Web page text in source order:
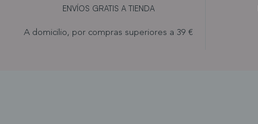
ENVÍOS GRATIS A TIENDA
A domicilio, por compras superiores a 39 €